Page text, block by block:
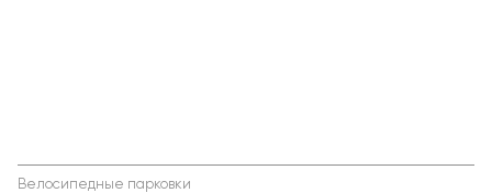
Велосипедные парковки